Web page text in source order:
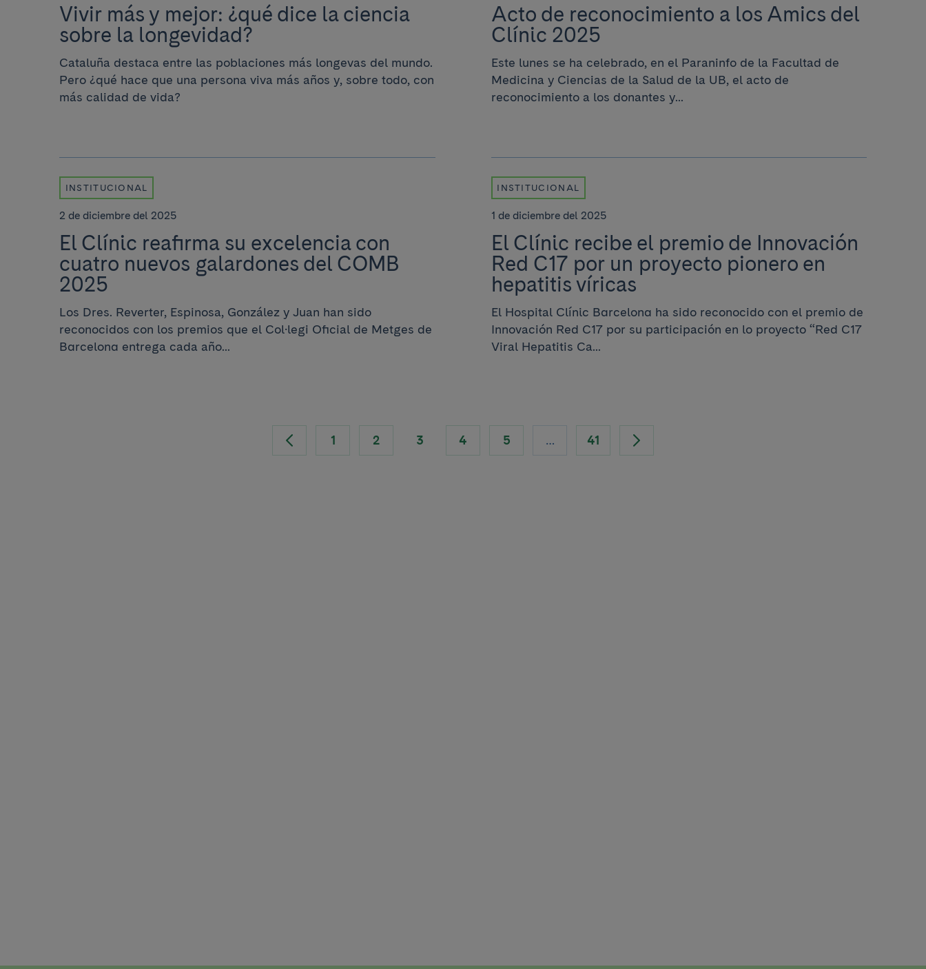
Vivir más y mejor: ¿qué dice la ciencia
sobre la longevidad?
Cataluña destaca entre las poblaciones más longevas del mundo.
Pero ¿qué hace que una persona viva más años y, sobre todo, con
más calidad de vida?
Acto de reconocimiento a los Amics del
Clínic 2025
Este lunes se ha celebrado, en el Paraninfo de la Facultad de
Medicina y Ciencias de la Salud de la UB, el acto de
reconocimiento a los donantes y...
INSTITUCIONAL
2 de diciembre del 2025
El Clínic reafirma su excelencia con
cuatro nuevos galardones del COMB
2025
Los Dres. Reverter, Espinosa, González y Juan han sido
reconocidos con los premios que el Col·legi Oficial de Metges de
Barcelona entrega cada año...
INSTITUCIONAL
1 de diciembre del 2025
El Clínic recibe el premio de Innovación
Red C17 por un proyecto pionero en
hepatitis víricas
El Hospital Clínic Barcelona ha sido reconocido con el premio de
Innovación Red C17 por su participación en lo proyecto “Red C17
Viral Hepatitis Ca...
1 2 3 4 5 … 41